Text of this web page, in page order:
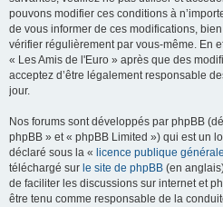
pouvons modifier ces conditions à
de vous informer de ces modifications,
vérifier régulièrement par vous-même. En
« Les Amis de l'Euro » après que des
acceptez d’être légalement responsable
jour.
Nos forums sont développés par phpBB
phpBB » et « phpBB Limited ») qui est un
déclaré sous la « licence publique
téléchargé sur le site de phpBB (en
de faciliter les discussions sur internet et
être tenu comme responsable de la